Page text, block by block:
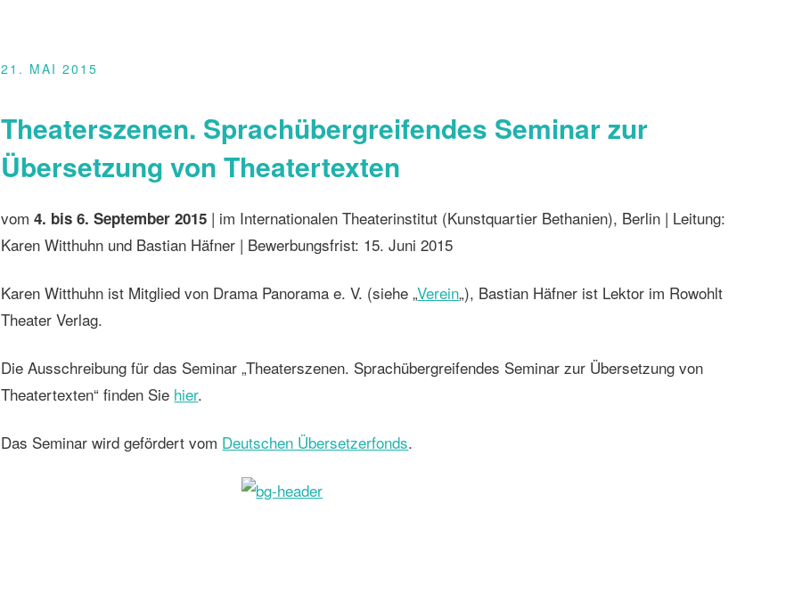
21. MAI 2015
Theaterszenen. Sprachübergreifendes Seminar zur
Übersetzung von Theatertexten
vom4. bis 6. September 2015 | im Internationalen Theaterinstitut (Kunstquartier Bethanien), Berlin | Leitung:
Karen Witthuhn und Bastian Häfner | Bewerbungsfrist: 15. Juni 2015
Karen Witthuhn ist Mitglied von Drama Panorama e. V. (siehe „Verein„), Bastian Häfner ist Lektor im Rowohlt
Theater Verlag.
Die Ausschreibung für das Seminar „Theaterszenen. Sprachübergreifendes Seminar zur Übersetzung von
Theatertexten“ finden Sie hier.
Das Seminar wird gefördert vom Deutschen Übersetzerfonds.